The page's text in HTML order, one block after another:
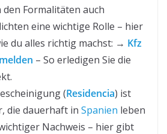
Formalitäten auch
eine wichtige Rolle – hier
du alles richtig machst: → Kfz
– So erledigen Sie die
(Residencia) ist
die dauerhaft in Spanien leben
Nachweis – hier gibt